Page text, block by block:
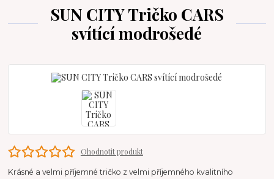
SUN CITY Tričko CARS
svítící modrošedé
Ohodnotit produkt
Krásné a velmi příjemné tričko z velmi příjemného kvalitního